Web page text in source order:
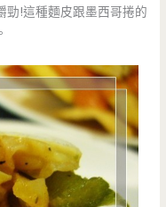
勁!這種麵皮跟墨西哥捲的